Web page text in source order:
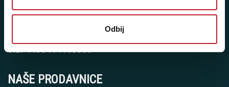
Odbij
Matični broj: 11091369
JIB: 4403444110009
NAŠE PRODAVNICE